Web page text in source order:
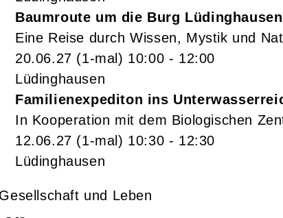
Baumroute um die Burg Lüdinghausen
Eine Reise durch Wissen, Mystik und
20.06.27 (1-mal) 10:00 - 12:00
Lüdinghausen
Familienexpediton ins
In Kooperation mit dem Biologischen
12.06.27 (1-mal) 10:30 - 12:30
Lüdinghausen
Gesellschaft und Leben